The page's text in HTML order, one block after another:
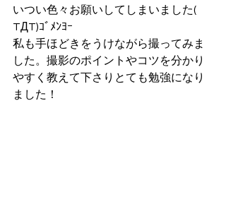
いつい色々お願いしてしまいました(
TДT)ｺﾞﾒﾝﾖｰ
私も手ほどきをうけながら撮ってみま
した。撮影のポイントやコツを分かり
やすく教えて下さりとても勉強になり
ました！